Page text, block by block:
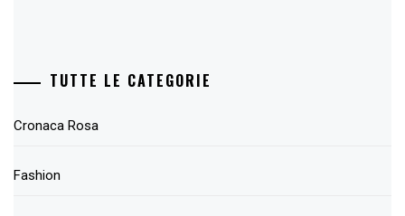
TUTTE LE CATEGORIE
Cronaca Rosa
Fashion